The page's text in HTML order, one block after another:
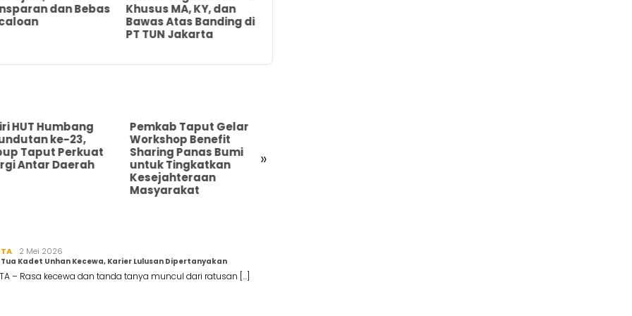
dan Bebas
Khusus MA, KY, dan
Bawas Atas Banding di
PT TUN Jakarta
»
HUT Humbang
ke-23,
Taput Perkuat
Antar Daerah
Pemkab Taput Gelar
Workshop Benefit
Sharing Panas Bumi
untuk Tingkatkan
Kesejahteraan
Masyarakat
Redaksi
2 Mei 2026
Kadet Unhan Kecewa, Karier Lulusan Dipertanyakan
– Rasa kecewa dan tanda tanya muncul dari ratusan […]